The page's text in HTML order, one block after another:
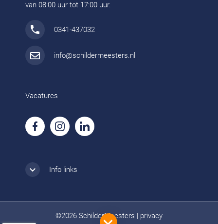
van 08:00 uur tot 17:00 uur.
0341-437032
info@schildermeesters.nl
Vacatures
Info links
©2026 SchilderMeesters privacy